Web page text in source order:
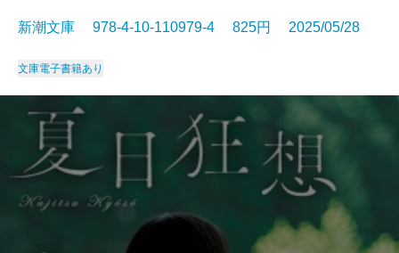
新潮文庫 978-4-10-110979-4 825円 2025/05/28
文庫電子書籍あり